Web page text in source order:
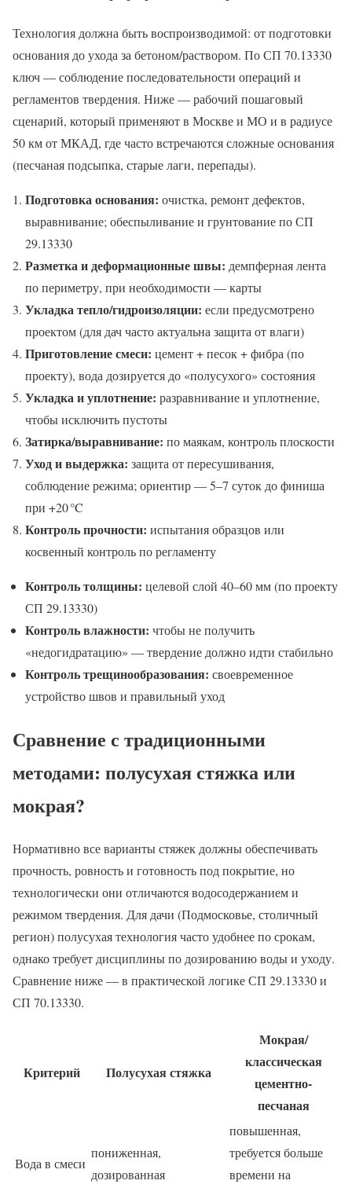
Технология должна быть воспроизводимой: от подготовки
основания до ухода за бетоном/раствором. По СП 70.13330
ключ — соблюдение последовательности операций и
регламентов твердения. Ниже — рабочий пошаговый
сценарий, который применяют в Москве и МО и в радиусе
50 км от МКАД, где часто встречаются сложные основания
(песчаная подсыпка, старые лаги, перепады).
Подготовка основания: очистка, ремонт дефектов,
выравнивание; обеспыливание и грунтование по СП
29.13330
Разметка и деформационные швы: демпферная лента
по периметру, при необходимости — карты
Укладка тепло/гидроизоляции: если предусмотрено
проектом (для дач часто актуальна защита от влаги)
Приготовление смеси: цемент + песок + фибра (по
проекту), вода дозируется до «полусухого» состояния
Укладка и уплотнение: разравнивание и уплотнение,
чтобы исключить пустоты
Затирка/выравнивание: по маякам, контроль плоскости
Уход и выдержка: защита от пересушивания,
соблюдение режима; ориентир — 5–7 суток до финиша
при +20 °C
Контроль прочности: испытания образцов или
косвенный контроль по регламенту
Контроль толщины: целевой слой 40–60 мм (по проекту
СП 29.13330)
Контроль влажности: чтобы не получить
«недогидратацию» — твердение должно идти стабильно
Контроль трещинообразования: своевременное
устройство швов и правильный уход
Сравнение с традиционными
методами: полусухая стяжка или
мокрая?
Нормативно все варианты стяжек должны обеспечивать
прочность, ровность и готовность под покрытие, но
технологически они отличаются водосодержанием и
режимом твердения. Для дачи (Подмосковье, столичный
регион) полусухая технология часто удобнее по срокам,
однако требует дисциплины по дозированию воды и уходу.
Сравнение ниже — в практической логике СП 29.13330 и
СП 70.13330.
Критерий Полусухая стяжка
Мокрая/
классическая
цементно-
песчаная
Вода в смеси
пониженная,
дозированная
повышенная,
требуется больше
времени на